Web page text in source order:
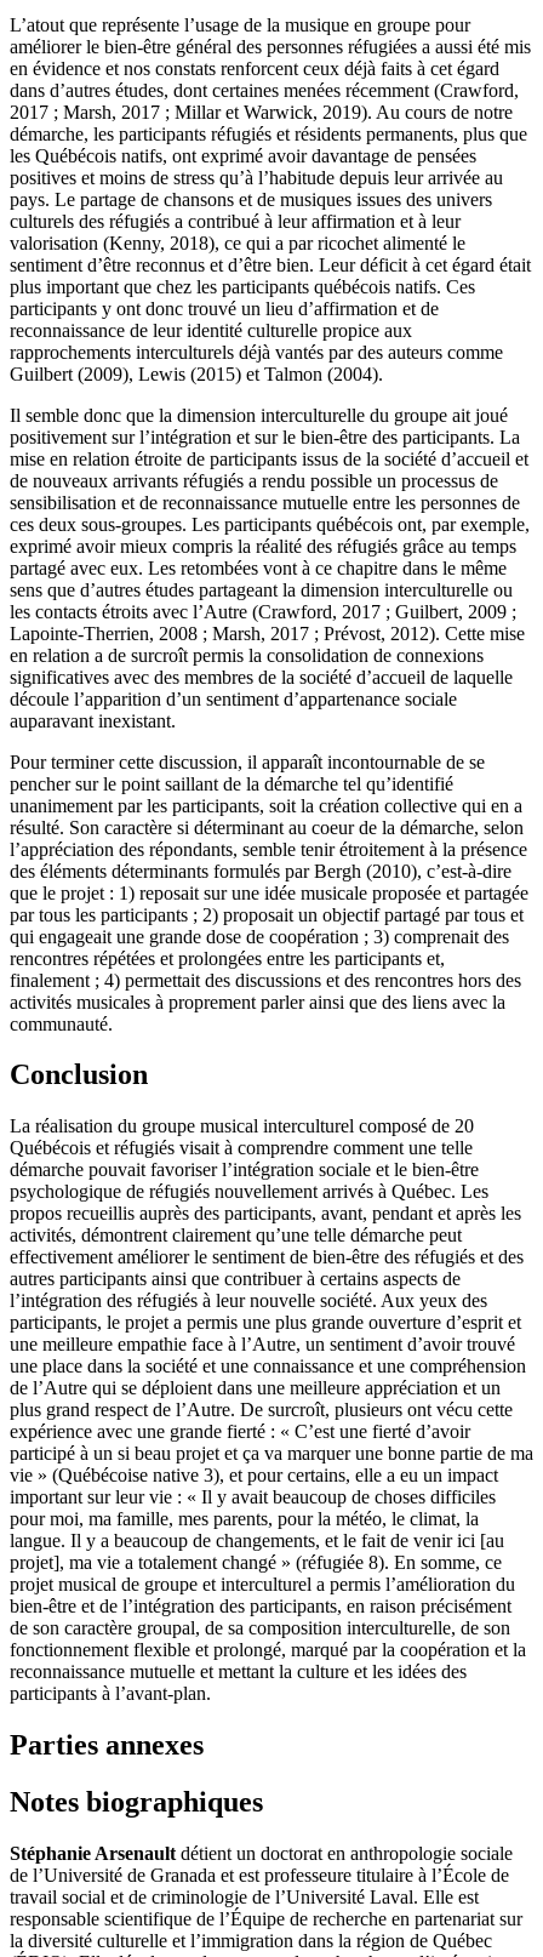
L’atout que représente l’usage de la musique en groupe pour
améliorer le bien-être général des personnes réfugiées a aussi été mis
en évidence et nos constats renforcent ceux déjà faits à cet égard
dans d’autres études, dont certaines menées récemment (Crawford,
2017 ; Marsh, 2017 ; Millar et Warwick, 2019). Au cours de notre
démarche, les participants réfugiés et résidents permanents, plus que
les Québécois natifs, ont exprimé avoir davantage de pensées
positives et moins de stress qu’à l’habitude depuis leur arrivée au
pays. Le partage de chansons et de musiques issues des univers
culturels des réfugiés a contribué à leur affirmation et à leur
valorisation (Kenny, 2018), ce qui a par ricochet alimenté le
sentiment d’être reconnus et d’être bien. Leur déficit à cet égard était
plus important que chez les participants québécois natifs. Ces
participants y ont donc trouvé un lieu d’affirmation et de
reconnaissance de leur identité culturelle propice aux
rapprochements interculturels déjà vantés par des auteurs comme
Guilbert (2009), Lewis (2015) et Talmon (2004).
Il semble donc que la dimension interculturelle du groupe ait joué
positivement sur l’intégration et sur le bien-être des participants. La
mise en relation étroite de participants issus de la société d’accueil et
de nouveaux arrivants réfugiés a rendu possible un processus de
sensibilisation et de reconnaissance mutuelle entre les personnes de
ces deux sous-groupes. Les participants québécois ont, par exemple,
exprimé avoir mieux compris la réalité des réfugiés grâce au temps
partagé avec eux. Les retombées vont à ce chapitre dans le même
sens que d’autres études partageant la dimension interculturelle ou
les contacts étroits avec l’Autre (Crawford, 2017 ; Guilbert, 2009 ;
Lapointe-Therrien, 2008 ; Marsh, 2017 ; Prévost, 2012). Cette mise
en relation a de surcroît permis la consolidation de connexions
significatives avec des membres de la société d’accueil de laquelle
découle l’apparition d’un sentiment d’appartenance sociale
auparavant inexistant.
Pour terminer cette discussion, il apparaît incontournable de se
pencher sur le point saillant de la démarche tel qu’identifié
unanimement par les participants, soit la création collective qui en a
résulté. Son caractère si déterminant au coeur de la démarche, selon
l’appréciation des répondants, semble tenir étroitement à la présence
des éléments déterminants formulés par Bergh (2010), c’est-à-dire
que le projet : 1) reposait sur une idée musicale proposée et partagée
par tous les participants ; 2) proposait un objectif partagé par tous et
qui engageait une grande dose de coopération ; 3) comprenait des
rencontres répétées et prolongées entre les participants et,
finalement ; 4) permettait des discussions et des rencontres hors des
activités musicales à proprement parler ainsi que des liens avec la
communauté.
Conclusion
La réalisation du groupe musical interculturel composé de 20
Québécois et réfugiés visait à comprendre comment une telle
démarche pouvait favoriser l’intégration sociale et le bien-être
psychologique de réfugiés nouvellement arrivés à Québec. Les
propos recueillis auprès des participants, avant, pendant et après les
activités, démontrent clairement qu’une telle démarche peut
effectivement améliorer le sentiment de bien-être des réfugiés et des
autres participants ainsi que contribuer à certains aspects de
l’intégration des réfugiés à leur nouvelle société. Aux yeux des
participants, le projet a permis une plus grande ouverture d’esprit et
une meilleure empathie face à l’Autre, un sentiment d’avoir trouvé
une place dans la société et une connaissance et une compréhension
de l’Autre qui se déploient dans une meilleure appréciation et un
plus grand respect de l’Autre. De surcroît, plusieurs ont vécu cette
expérience avec une grande fierté : « C’est une fierté d’avoir
participé à un si beau projet et ça va marquer une bonne partie de ma
vie » (Québécoise native 3), et pour certains, elle a eu un impact
important sur leur vie : « Il y avait beaucoup de choses difficiles
pour moi, ma famille, mes parents, pour la météo, le climat, la
langue. Il y a beaucoup de changements, et le fait de venir ici [au
projet], ma vie a totalement changé » (réfugiée 8). En somme, ce
projet musical de groupe et interculturel a permis l’amélioration du
bien-être et de l’intégration des participants, en raison précisément
de son caractère groupal, de sa composition interculturelle, de son
fonctionnement flexible et prolongé, marqué par la coopération et la
reconnaissance mutuelle et mettant la culture et les idées des
participants à l’avant-plan.
Parties annexes
Notes biographiques
Stéphanie Arsenault détient un doctorat en anthropologie sociale
de l’Université de Granada et est professeure titulaire à l’École de
travail social et de criminologie de l’Université Laval. Elle est
responsable scientifique de l’Équipe de recherche en partenariat sur
la diversité culturelle et l’immigration dans la région de Québec